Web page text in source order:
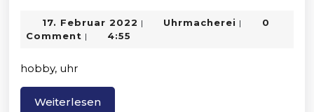
17. Februar 2022 17.
| Uhrmacherei Uhrmacherei
|
0
Comment | 4:55
hobby, uhr
WeiterlesenWeiterlesen